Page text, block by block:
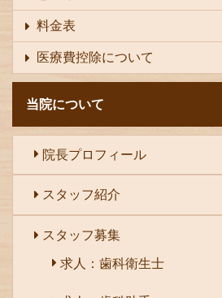
料金表
医療費控除について
当院について
院長プロフィール
スタッフ紹介
スタッフ募集
求人：歯科衛生士